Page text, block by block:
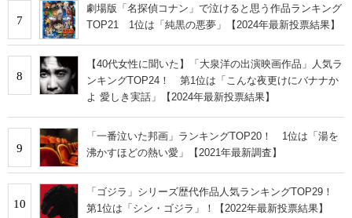
7
劇場版「名探偵コナン」で泣けると思う作品ランキング
TOP21 1位は「純黒の悪夢」【2024年最新投票結果】
8
【40代女性に聞いた】「大泉洋の出演映画作品」人気ラ
ンキングTOP24！ 第1位は「こんな夜更けにバナナか
よ 愛しき実話」【2024年最新投票結果】
9
「一番泣いた邦画」ランキングTOP20！ 1位は「湯を
沸かすほどの熱い愛」【2021年最新調査】
10
「ゴジラ」シリーズ歴代作品人気ランキングTOP29！
第1位は「シン・ゴジラ」！【2022年最新投票結果】